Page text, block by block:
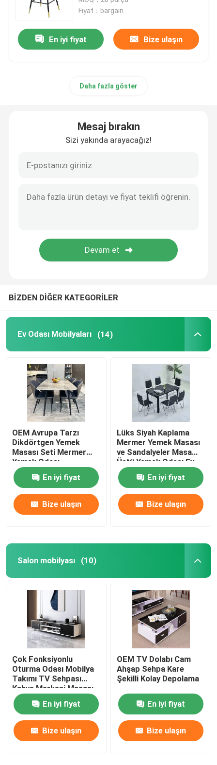
Metal Çerçeve TV Dolabı
Fiyat：bargain
En iyi fiyat Bize ulaşın
Daha fazla göster
Mesaj bırakın
Sizi yakında arayacağız!
BİZDEN DİĞER KATEGORİLER
Ev Odası Mobilyaları (14)
OEM Avrupa Tarzı
Dikdörtgen Yemek
Masası Seti Mermer
Yemek Odası
Mobilyaları
En iyi fiyat
Bize ulaşın
Lüks Siyah Kaplama
Mermer Yemek Masası
ve Sandalyeler Masa
Üstü Yemek Odası Ev
Mobilyaları
En iyi fiyat
Bize ulaşın
Salon mobilyası (10)
Çok Fonksiyonlu
Oturma Odası Mobilya
Takımı TV Sehpası
Kahve Merkezi Masası
En iyi fiyat
Bize ulaşın
OEM TV Dolabı Cam
Ahşap Sehpa Kare
Şekilli Kolay Depolama
En iyi fiyat
Bize ulaşın